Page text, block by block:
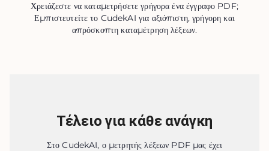
Χρειάζεστε να καταμετρήσετε γρήγορα ένα έγγραφο PDF;
Εμπιστευτείτε το CudekAI για αξιόπιστη, γρήγορη και
απρόσκοπτη καταμέτρηση λέξεων.
Τέλειο για κάθε ανάγκη
Στο CudekAI, ο μετρητής λέξεων PDF μας έχει